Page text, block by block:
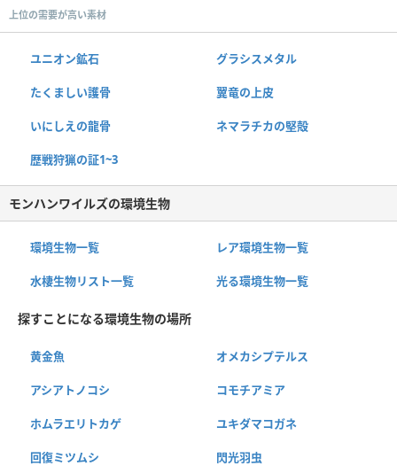
上位の需要が高い素材
ユニオン鉱石 グラシスメタル
たくましい護骨 翼竜の上皮
いにしえの龍骨 ネマラチカの堅殻
歴戦狩猟の証1~3
モンハンワイルズの環境生物
環境生物一覧 レア環境生物一覧
水棲生物リスト一覧 光る環境生物一覧
探すことになる環境生物の場所
黄金魚 オメカシプテルス
アシアトノコシ コモチアミア
ホムラエリトカゲ ユキダマコガネ
回復ミツムシ 閃光羽虫